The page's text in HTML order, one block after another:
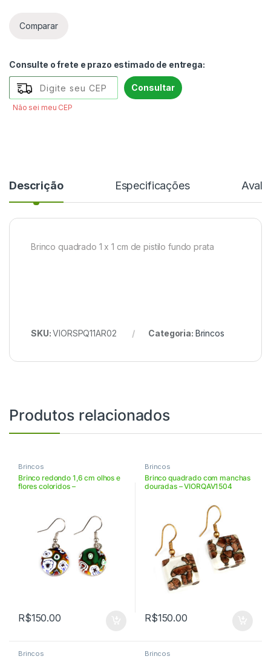
Comparar
Consulte o frete e prazo estimado de entrega:
Consultar
Não sei meu CEP
Descrição Especificações
Brinco quadrado 1 x 1 cm de pistilo fundo prata
SKU:VIORSPQ11AR02 Categoria: Brincos
Produtos relacionados
Brincos
Brinco redondo 1,6 cm olhos e
flores coloridos –
R$150.00
Brincos
Brinco quadrado com manchas
douradas – VIORQAV1504
R$150.00
Brincos Brincos